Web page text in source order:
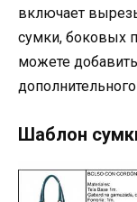
включает
сумки, боковых
можете
Шаблон